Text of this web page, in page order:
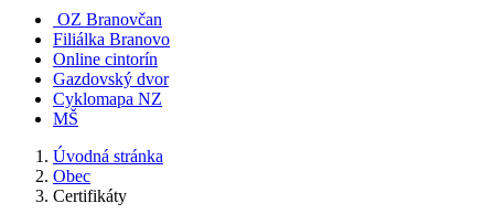
OZ Branovčan
Filiálka Branovo
Online cintorín
Gazdovský dvor
Cyklomapa NZ
MŠ
Úvodná stránka
Obec
Certifikáty